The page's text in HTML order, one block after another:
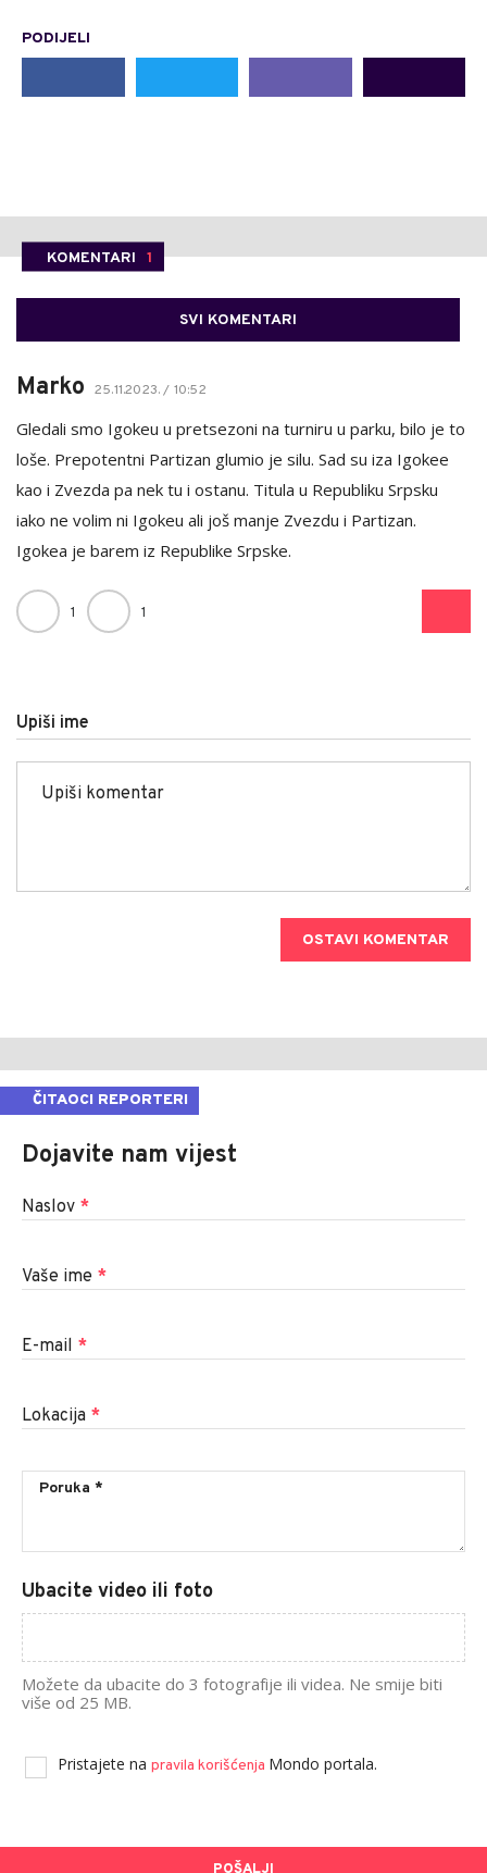
PODIJELI
KOMENTARI 1
SVI KOMENTARI
Marko 25.11.2023. / 10:52
Gledali smo Igokeu u pretsezoni na turniru u parku, bilo je to
loše. Prepotentni Partizan glumio je silu. Sad su iza Igokee
kao i Zvezda pa nek tu i ostanu. Titula u Republiku Srpsku
iako ne volim ni Igokeu ali još manje Zvezdu i Partizan.
Igokea je barem iz Republike Srpske.
1 1
Upiši ime
OSTAVI KOMENTAR
ČITAOCI REPORTERI
Dojavite nam vijest
Naslov *
Vaše ime *
E-mail *
Lokacija *
Ubacite video ili foto
Možete da ubacite do 3 fotografije ili videa. Ne smije biti
više od 25 MB.
Pristajete na pravila korišćenja Mondo portala.
POŠALJI